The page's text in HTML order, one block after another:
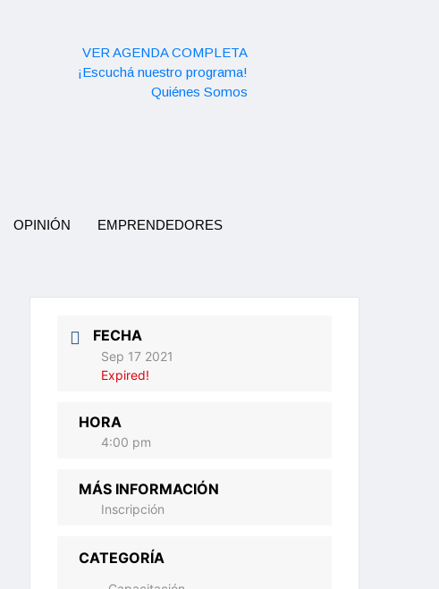
VER AGENDA COMPLETA
¡Escuchá nuestro programa!
Quiénes Somos
OPINIÓN EMPRENDEDORES
FECHA
Sep 17 2021
Expired!
HORA
4:00 pm
MÁS INFORMACIÓN
Inscripción
CATEGORÍA